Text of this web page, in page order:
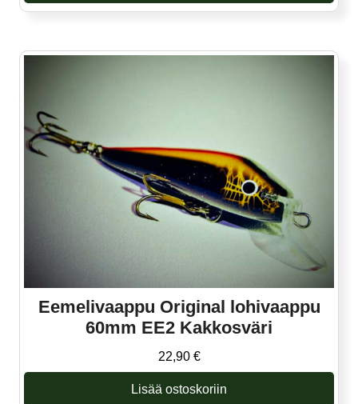
Eemelivaappu Original lohivaappu
60mm EE2 Kakkosväri
22,90 €
Lisää ostoskoriin